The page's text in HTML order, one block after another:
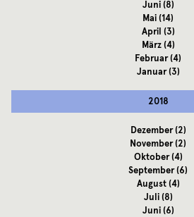
Juni(8)
Mai(14)
April (3)
März(4)
Februar(4)
Januar(3)
2018
Dezember(2)
November(2)
Oktober(4)
September(6)
August(4)
Juli(8)
Juni(6)